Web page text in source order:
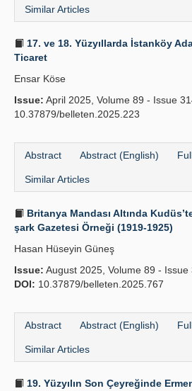
Similar Articles
17. ve 18. Yüzyıllarda İstanköy
Ticaret
Ensar Köse
Issue: April 2025, Volume 89 - Issue
10.37879/belleten.2025.223
Abstract Abstract (English)
Similar Articles
Britanya Mandası Altında
şark Gazetesi Örneği (1919-1925)
Hasan Hüseyin Güneş
Issue: August 2025, Volume 89 - Issue
DOI: 10.37879/belleten.2025.767
Abstract Abstract (English)
Similar Articles
19. Yüzyılın Son Çeyreğinde